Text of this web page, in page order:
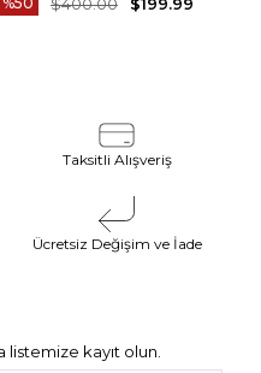
adrese göre
tarafından
rengi web sitesinden
parlaklığı ayarları
Taksitli Alışveriş
Ücretsiz Değişim ve İade
listemize kayıt olun.